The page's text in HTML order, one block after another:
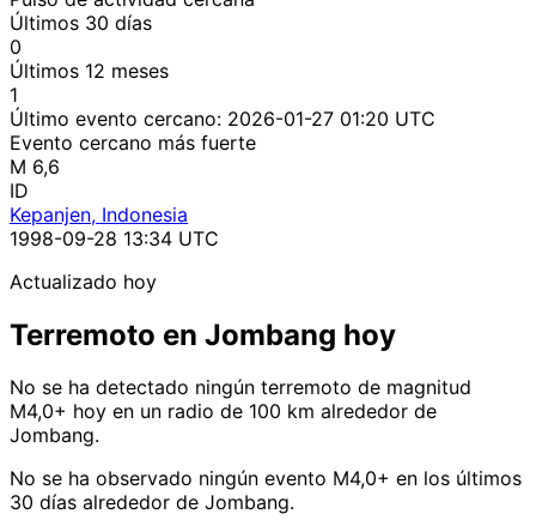
Últimos 30 días
0
Últimos 12 meses
1
Último evento cercano: 2026-01-27 01:20 UTC
Evento cercano más fuerte
M 6,6
ID
Kepanjen, Indonesia
1998-09-28 13:34 UTC
Actualizado hoy
Terremoto en Jombang hoy
No se ha detectado ningún terremoto de magnitud
M4,0+ hoy en un radio de 100 km alrededor de
Jombang.
No se ha observado ningún evento M4,0+ en los últimos
30 días alrededor de Jombang.